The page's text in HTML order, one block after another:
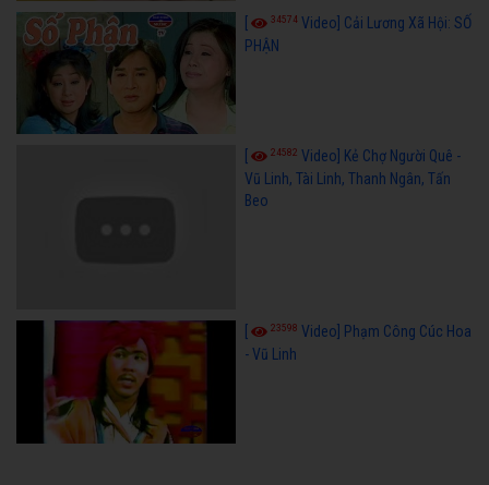
[ 34574 Video] Cải Lương Xã Hội: SỐ
PHẬN
24582 Video] Kẻ Chợ Người Quê -
Vũ Linh, Tài Linh, Thanh Ngân, Tấn
Beo
23598 Video] Phạm Công Cúc Hoa
- Vũ Linh